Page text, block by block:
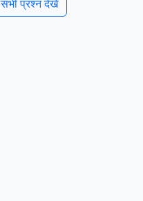
सभी प्रश्न देखें